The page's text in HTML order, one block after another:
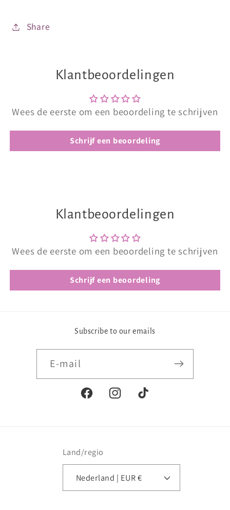
Share
Klantbeoordelingen
Wees de eerste om een beoordeling te schrijven
Schrijf een beoordeling
Klantbeoordelingen
Wees de eerste om een beoordeling te schrijven
Schrijf een beoordeling
Subscribe to our emails
E‑mail
FacebookInstagramTikTok
Land/regio
Nederland | EUR €